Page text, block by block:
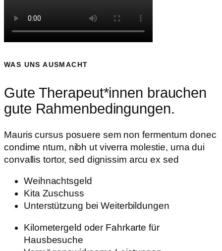
WAS UNS AUSMACHT
Gute Therapeut*innen brauchen
gute Rahmenbedingungen.
Mauris cursus posuere sem non fermentum donec
condime ntum, nibh ut viverra molestie, urna dui
convallis tortor, sed dignissim arcu ex sed
Weihnachtsgeld
Kita Zuschuss
Unterstützung bei Weiterbildungen
Kilometergeld oder Fahrkarte für
Hausbesuche